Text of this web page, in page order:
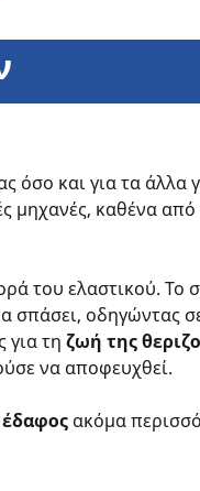
όσο και για τα άλλα
μηχανές, καθένα
του ελαστικού. Το
σπάσει, οδηγώντας
για τη ζωή της
να αποφευχθεί.
ακόμα